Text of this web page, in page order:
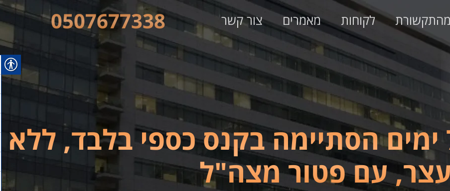
מהתקשורת לקוחות מאמרים צור קשר 0507677338
עריקות למשך 764 ימים הסתיימה בקנס כספי בלבד, ללא
עם פטור מצה"ל